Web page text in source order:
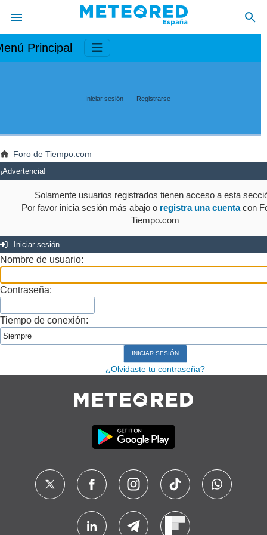
Principal
Iniciar sesión Registrarse
Foro de Tiempo.com
¡Advertencia!
Solamente usuarios registrados tienen acceso a esta
Por favor inicia sesión más abajo o registra una cuentacon
Tiempo.com
Iniciar sesión
Nombre de usuario:
Contraseña:
Tiempo de conexión:
¿Olvidaste tu contraseña?